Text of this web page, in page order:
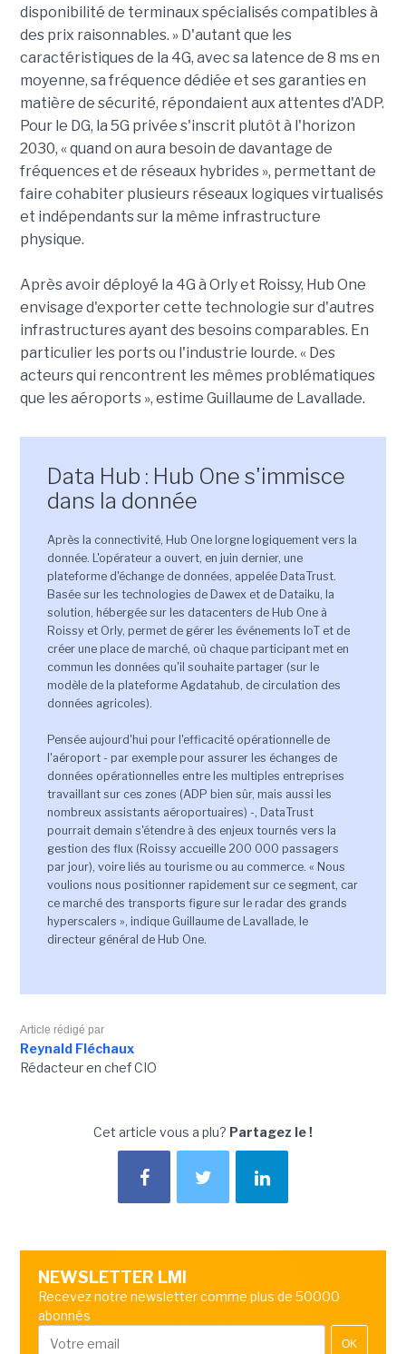
disponibilité de terminaux spécialisés compatibles à
des prix raisonnables. » D'autant que les
caractéristiques de la 4G, avec sa latence de 8 ms en
moyenne, sa fréquence dédiée et ses garanties en
matière de sécurité, répondaient aux attentes d'ADP.
Pour le DG, la 5G privée s'inscrit plutôt à l'horizon
2030, « quand on aura besoin de davantage de
fréquences et de réseaux hybrides », permettant de
faire cohabiter plusieurs réseaux logiques virtualisés
et indépendants sur la même infrastructure
physique.
Après avoir déployé la 4G à Orly et Roissy, Hub One
envisage d'exporter cette technologie sur d'autres
infrastructures ayant des besoins comparables. En
particulier les ports ou l'industrie lourde. « Des
acteurs qui rencontrent les mêmes problématiques
que les aéroports », estime Guillaume de Lavallade.
Data Hub : Hub One s'immisce
dans la donnée
Après la connectivité, Hub One lorgne logiquement vers la
donnée. L'opérateur a ouvert, en juin dernier, une
plateforme d'échange de données, appelée DataTrust.
Basée sur les technologies de Dawex et de Dataiku, la
solution, hébergée sur les datacenters de Hub One à
Roissy et Orly, permet de gérer les événements IoT et de
créer une place de marché, où chaque participant met en
commun les données qu'il souhaite partager (sur le
modèle de la plateforme Agdatahub, de circulation des
données agricoles).
Pensée aujourd'hui pour l'efficacité opérationnelle de
l'aéroport - par exemple pour assurer les échanges de
données opérationnelles entre les multiples entreprises
travaillant sur ces zones (ADP bien sûr, mais aussi les
nombreux assistants aéroportuaires) -, DataTrust
pourrait demain s'étendre à des enjeux tournés vers la
gestion des flux (Roissy accueille 200 000 passagers
par jour), voire liés au tourisme ou au commerce. « Nous
voulions nous positionner rapidement sur ce segment, car
ce marché des transports figure sur le radar des grands
hyperscalers », indique Guillaume de Lavallade, le
directeur général de Hub One.
Article rédigé par
Reynald Fléchaux
Rédacteur en chef CIO
Cet article vous a plu? Partagez le !
NEWSLETTER LMI
Recevez notre newsletter comme plus de 50000
abonnés
OK